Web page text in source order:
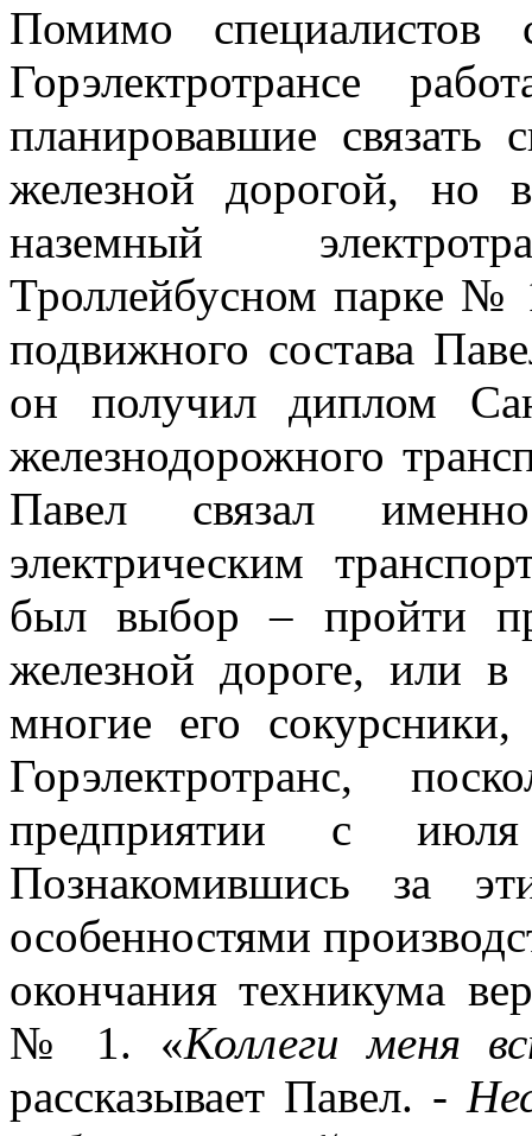
Помимо специалистов
Горэлектротрансе
планировавшие связать
железной дорогой, но
наземный
Троллейбусном парке №
подвижного состава
он получил диплом
железнодорожного
Павел связал
электрическим
был выбор – пройти
железной дороге, или
многие его
Горэлектротранс,
предприятии с
Познакомившись за
особенностями
окончания техникума
№ 1. «Коллеги меня
рассказывает Павел. -